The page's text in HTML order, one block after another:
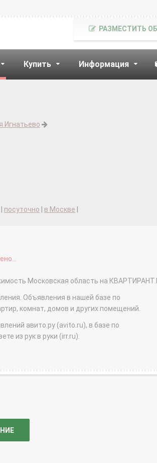
Купить Информация
РАЗМЕСТИТЬ
Игнатьево
посуточно в Москве
Московская область на
Объявления в нашей базе по
комнат, домов и других помещений.
авито.ру (avito.ru), в базе по
из рук в руки (irr.ru).